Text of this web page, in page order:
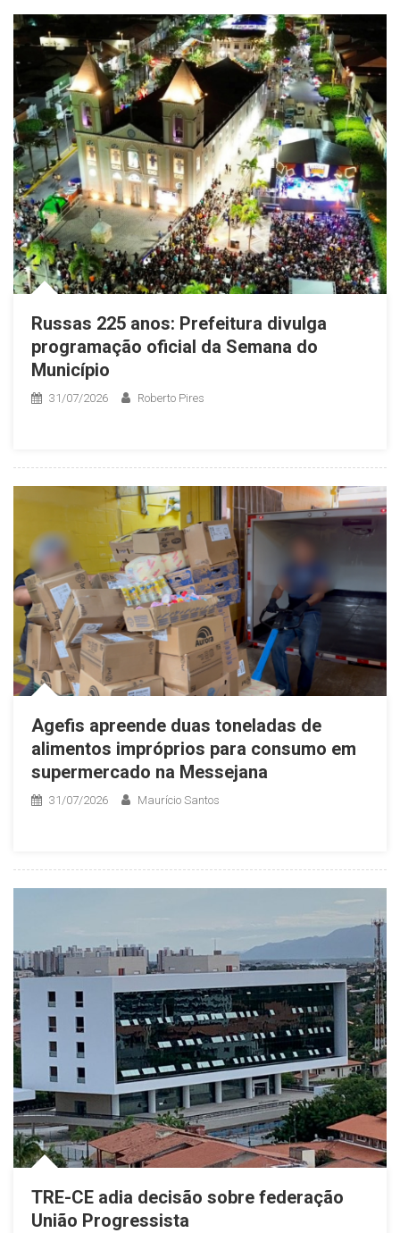
Russas 225 anos: Prefeitura divulga
programação oficial da Semana do
Município
31/07/2026 Roberto Pires
Agefis apreende duas toneladas de
alimentos impróprios para consumo em
supermercado na Messejana
31/07/2026 Maurício Santos
TRE-CE adia decisão sobre federação
União Progressista